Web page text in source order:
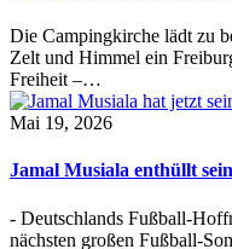
Die Campingkirche lädt zu
Zelt und Himmel ein
Freiheit –…
Mai 19, 2026
Jamal Musiala enthüllt
- Deutschlands Fußball-
nächsten großen Fußball-